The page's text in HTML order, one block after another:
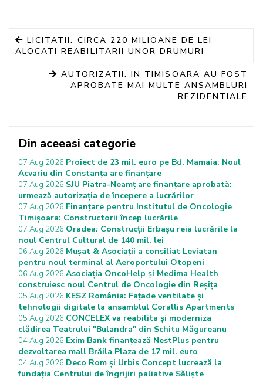
LICITATII: CIRCA 220 MILIOANE DE LEI
ALOCATI REABILITARII UNOR DRUMURI
AUTORIZATII: IN TIMISOARA AU FOST
APROBATE MAI MULTE ANSAMBLURI
REZIDENTIALE
Din aceeasi categorie
07 Aug 2026 Proiect de 23 mil. euro pe Bd. Mamaia: Noul
Acvariu din Constanța are finanțare
07 Aug 2026 SJU Piatra-Neamț are finanțare aprobată:
urmează autorizația de începere a lucrărilor
07 Aug 2026 Finanțare pentru Institutul de Oncologie
Timișoara: Constructorii încep lucrările
07 Aug 2026 Oradea: Construcții Erbașu reia lucrările la
noul Centrul Cultural de 140 mil. lei
06 Aug 2026 Mușat & Asociații a consiliat Leviatan
pentru noul terminal al Aeroportului Otopeni
06 Aug 2026 Asociația OncoHelp și Medima Health
construiesc noul Centrul de Oncologie din Reșița
05 Aug 2026 KESZ România: Fațade ventilate și
tehnologii digitale la ansamblul Corallis Apartments
05 Aug 2026 CONCELEX va reabilita și moderniza
clădirea Teatrului "Bulandra" din Schitu Măgureanu
04 Aug 2026 Exim Bank finanțează NestPlus pentru
dezvoltarea mall Brăila Plaza de 17 mil. euro
04 Aug 2026 Deco Rom și Urbis Concept lucrează la
fundația Centrului de îngrijiri paliative Săliște